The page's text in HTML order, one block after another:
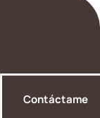
Contáctame